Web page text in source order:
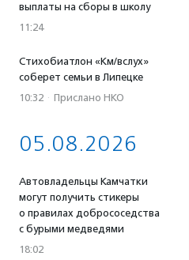
выплаты на сборы в школу
11:24
Стихобиатлон «Км/вслух»
соберет семьи в Липецке
10:32 · Прислано НКО
05.08.2026
Автовладельцы Камчатки
могут получить стикеры
о правилах добрососедства
с бурыми медведями
18:02